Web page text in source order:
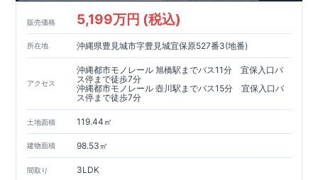
販売価格 5,199万円 (税込)
所在地 沖縄県豊見城市字豊見城宜保原527番3(地番)
アクセス
沖縄都市モノレール 旭橋駅までバス11分 宜保入口バ
ス停まで徒歩7分
沖縄都市モノレール 壺川駅までバス15分 宜保入口バ
ス停まで徒歩7分
土地面積 119.44㎡
建物面積 98.53㎡
間取り 3LDK